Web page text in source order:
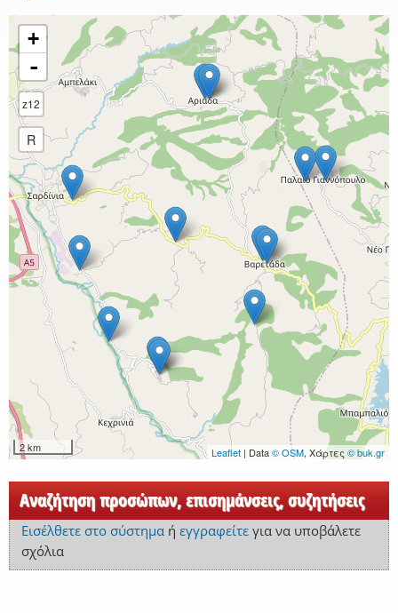
+
-
z12
R
2 km Leaflet | Data© OSM, Χάρτες © buk.gr
Αναζήτηση προσώπων, επισημάνσεις, συζητήσεις
Εισέλθετε στο σύστημαή εγγραφείτεγια να υποβάλετε
σχόλια